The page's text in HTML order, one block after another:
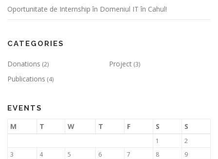
Oportunitate de Internship în Domeniul IT în Cahul!
CATEGORIES
Donations (2) Project (3)
Publications (4)
EVENTS
M T W T F S S
1
2
3
4 5 6 7 8
9